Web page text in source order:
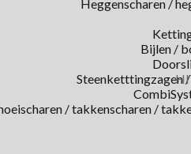
Heggenscharen /
Bijlen /
Steenketttingzagen
/ takkenscharen /